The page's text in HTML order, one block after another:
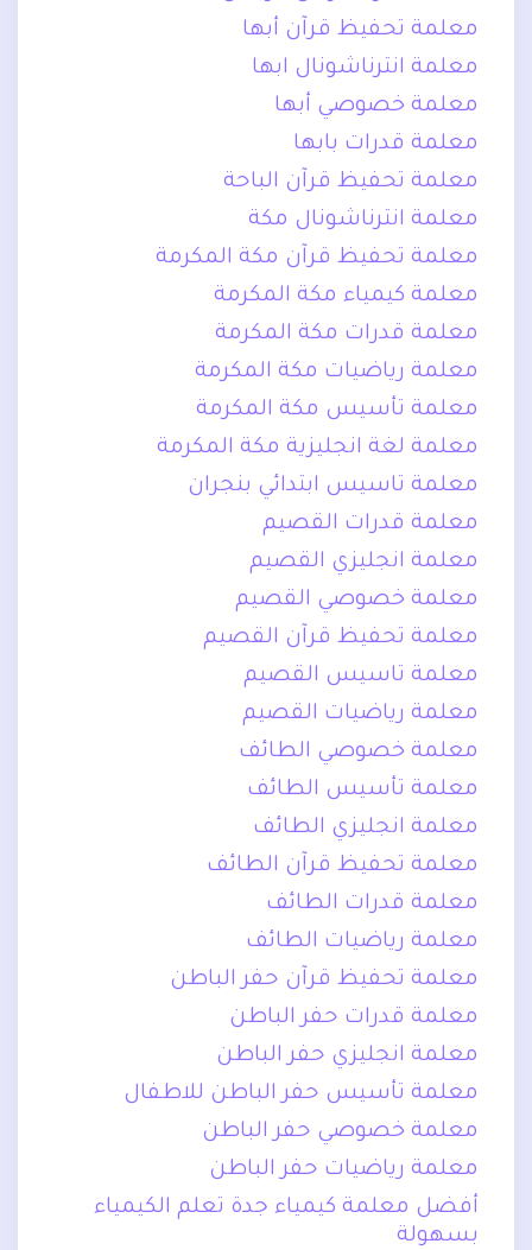
معلمة تحفيظ قرآن أبها
معلمة انترناشونال ابها
معلمة خصوصي أبها
معلمة قدرات بابها
معلمة تحفيظ قرآن الباحة
معلمة انترناشونال مكة
معلمة تحفيظ قرآن مكة المكرمة
معلمة كيمياء مكة المكرمة
معلمة قدرات مكة المكرمة
معلمة رياضيات مكة المكرمة
معلمة تأسيس مكة المكرمة
معلمة لغة انجليزية مكة المكرمة
معلمة تاسيس ابتدائي بنجران
معلمة قدرات القصيم
معلمة انجليزي القصيم
معلمة خصوصي القصيم
معلمة تحفيظ قرآن القصيم
معلمة تاسيس القصيم
معلمة رياضيات القصيم
معلمة خصوصي الطائف
معلمة تأسيس الطائف
معلمة انجليزي الطائف
معلمة تحفيظ قرآن الطائف
معلمة قدرات الطائف
معلمة رياضيات الطائف
معلمة تحفيظ قرآن حفر الباطن
معلمة قدرات حفر الباطن
معلمة انجليزي حفر الباطن
معلمة تأسيس حفر الباطن للاطفال
معلمة خصوصي حفر الباطن
معلمة رياضيات حفر الباطن
أفضل معلمة كيمياء جدة تعلم الكيمياء
بسهولة